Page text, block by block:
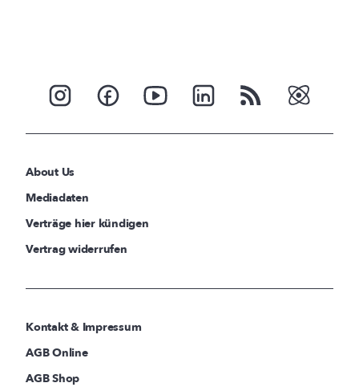
About Us
Mediadaten
Verträge hier kündigen
Vertrag widerrufen
Kontakt & Impressum
AGB Online
AGB Shop